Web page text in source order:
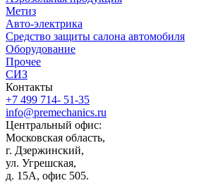
Метиз
Авто-электрика
Средство защиты салона автомобиля
Оборудование
Прочее
СИЗ
Контакты
+7 499 714- 51-35
info@premechanics.ru
Центральный офис:
Московская область,
г. Дзержинский,
ул. Угрешская,
д. 15А, офис 505.